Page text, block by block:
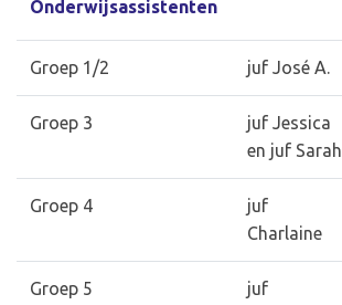
Onderwijsassistenten
Groep 1/2 juf José A.
Groep 3
juf Jessica
en juf Sarah
Groep 4
juf
Charlaine
Groep 5
juf